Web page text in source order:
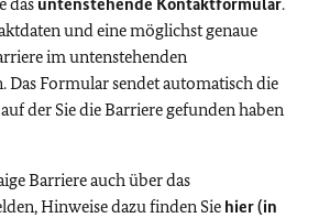
und eine möglichst genaue
im untenstehenden
Formular sendet automatisch die
auf der Sie die Barriere gefunden haben
Barriere auch über das
Hinweise dazu finden Sie hier (in